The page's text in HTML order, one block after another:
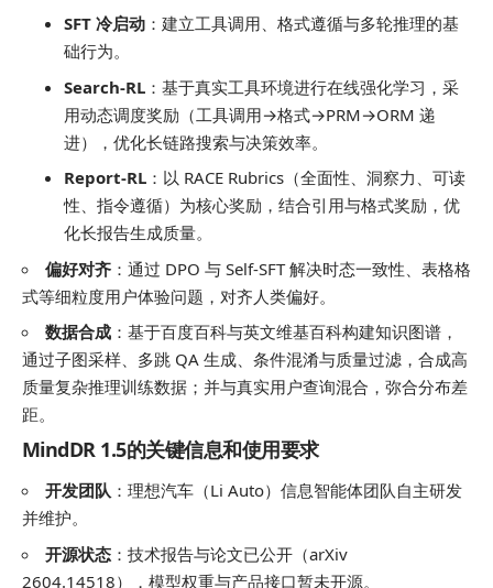
SFT 冷启动：建立工具调用、格式遵循与多轮推理的基
础行为。
Search-RL：基于真实工具环境进行在线强化学习，采
用动态调度奖励（工具调用→格式→PRM→ORM 递
进），优化长链路搜索与决策效率。
Report-RL：以 RACE Rubrics（全面性、洞察力、可读
性、指令遵循）为核心奖励，结合引用与格式奖励，优
化长报告生成质量。
偏好对齐 ：通过 DPO 与 Self-SFT 解决时态一致性、表格格
式等细粒度用户体验问题，对齐人类偏好。
数据合成 ：基于百度百科与英文维基百科构建知识图谱，
通过子图采样、多跳 QA 生成、条件混淆与质量过滤，合成高
质量复杂推理训练数据；并与真实用户查询混合，弥合分布差
距。
MindDR 1.5的关键信息和使用要求
开发团队 ：理想汽车（Li Auto）信息智能体团队自主研发
并维护。
开源状态 ：技术报告与论文已公开（arXiv
2604.14518），模型权重与产品接口暂未开源。